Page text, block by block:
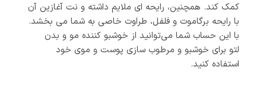
کمک کند. همچنین، رایحه ای ملایم داشته و نت آغازین آن
با رایحه برگاموت و فلفل، طراوت خاصی به شما می بخشد.
با این حساب شما می‌توانید از خوشبو کننده مو و بدن
لتو برای خوشبو و مرطوب سازی پوست و موی خود
استفاده کنید.